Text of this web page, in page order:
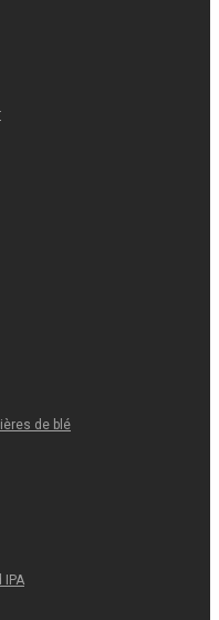
de blé
IPA